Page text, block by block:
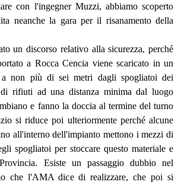
con l'ingegner Muzzi, abbiamo scoperto
neanche la gara per il risanamento della
un discorso relativo alla sicurezza, perché
a Rocca Cencia viene scaricato in un
non più di sei metri dagli spogliatoi dei
di rifiuti ad una distanza minima dal luogo
e fanno la doccia al termine del turno
si riduce poi ulteriormente perché alcune
all'interno dell'impianto mettono i mezzi di
spogliatoi per stoccare questo materiale e
Esiste un passaggio dubbio nel
che l'AMA dice di realizzare, che poi si